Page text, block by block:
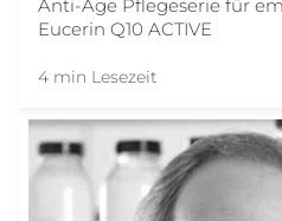
Anti-Age Pflegeserie für
Eucerin Q10 ACTIVE
4 min Lesezeit